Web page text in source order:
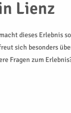
Lienz
dieses Erlebnis
sich besonders
Fragen zum